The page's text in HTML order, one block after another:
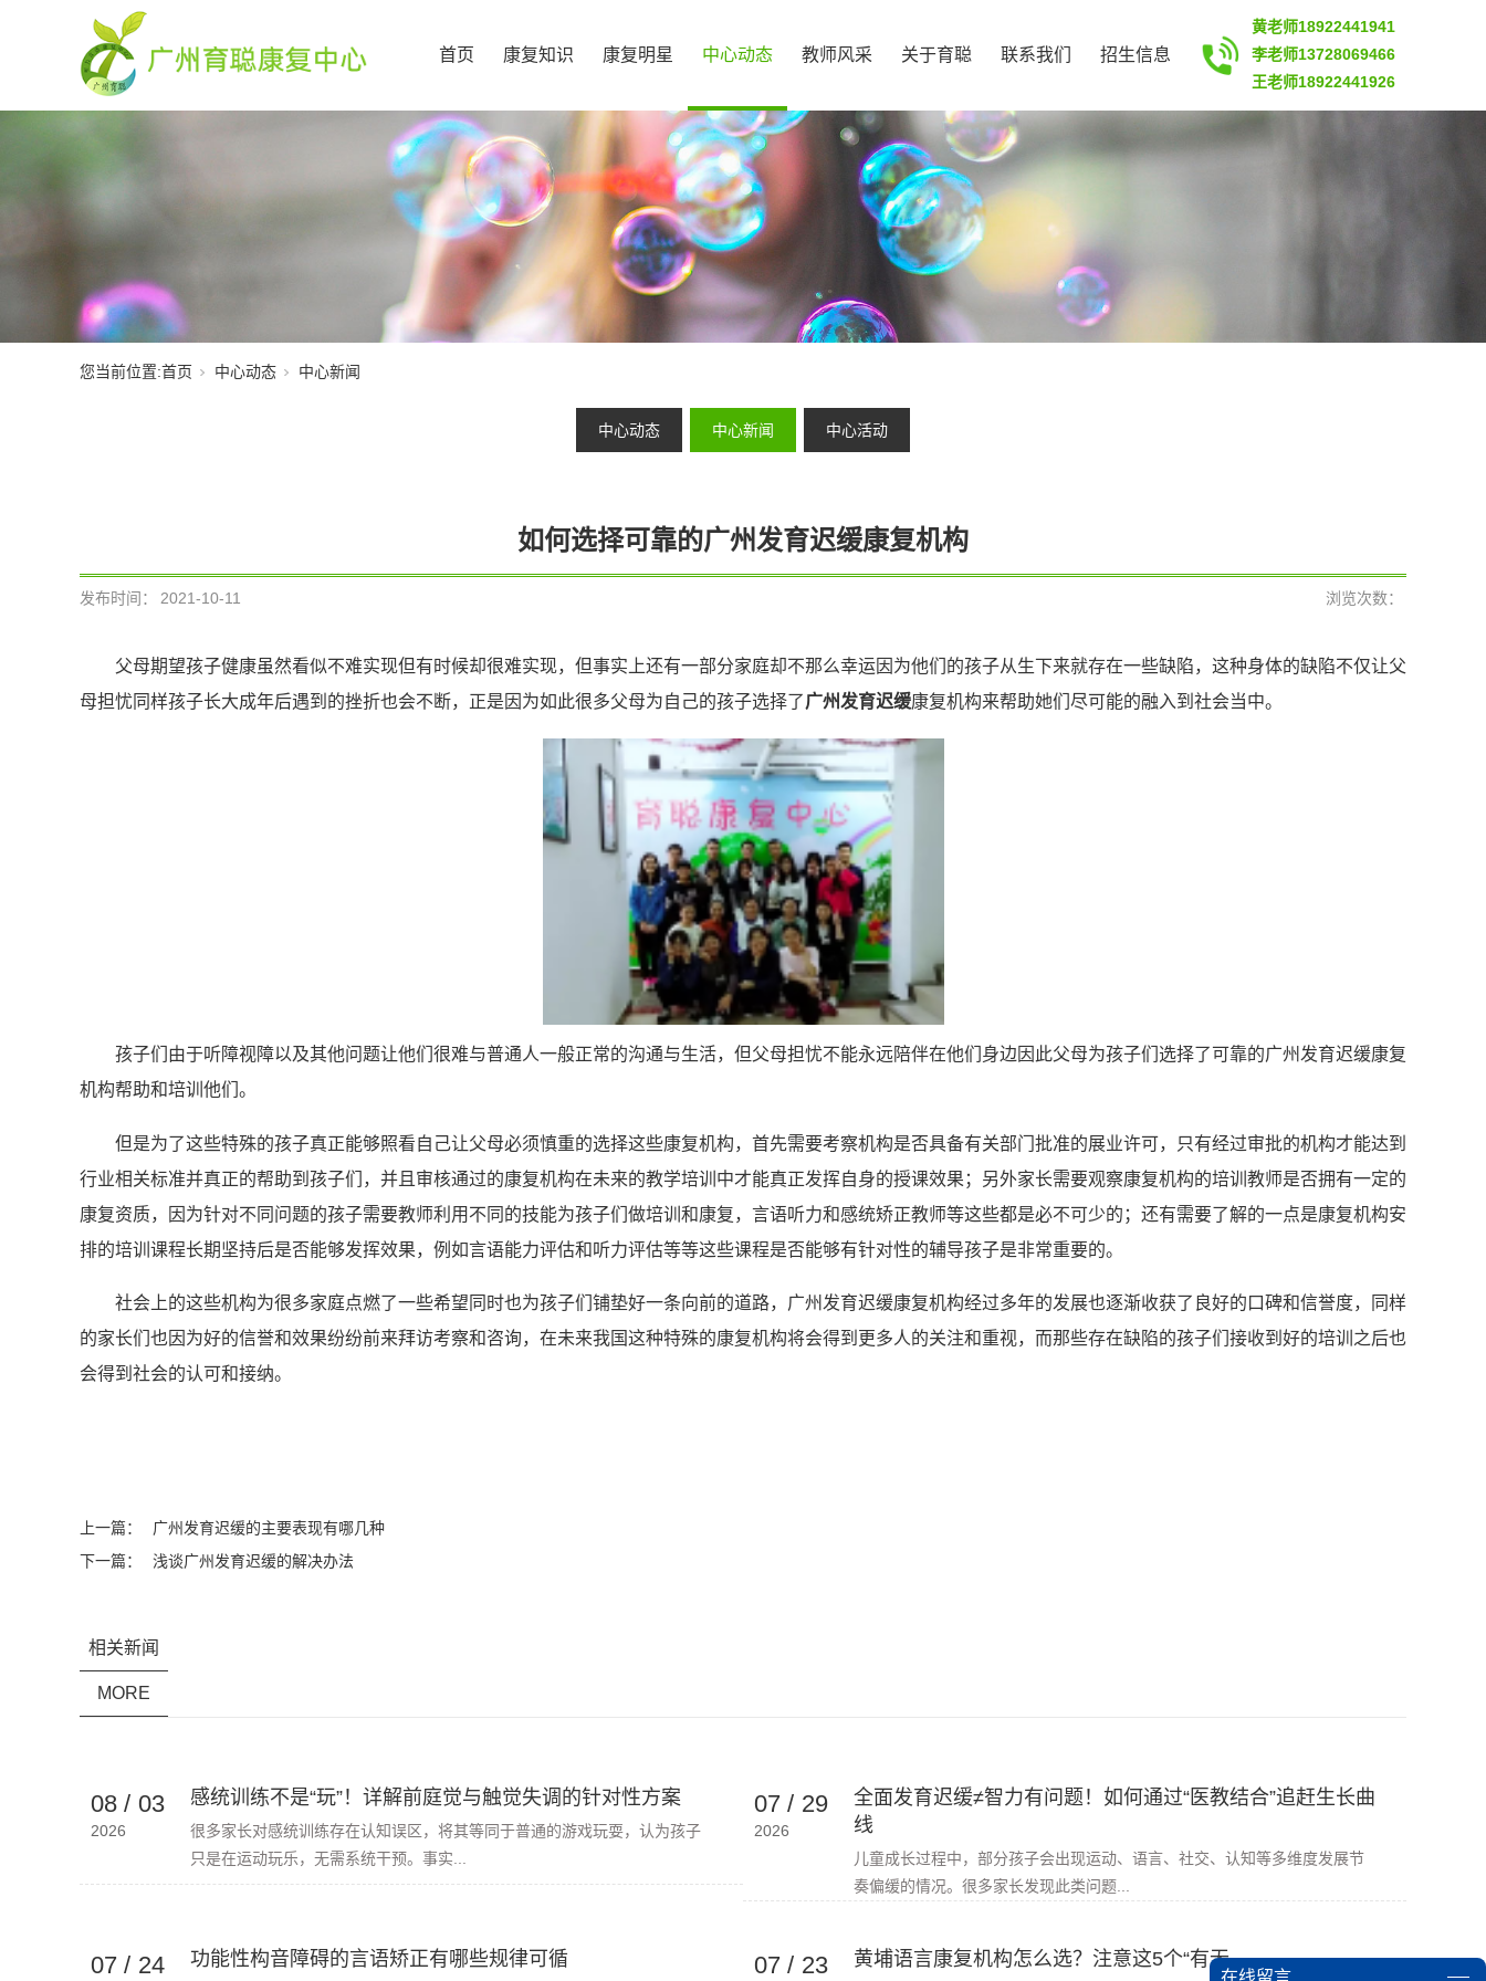
首页 康复知识 康复明星 中心动态 教师风采 关于育聪 联系我们 招生信息
黄老师18922441941
李老师13728069466
王老师18922441926
您当前位置:首页 中心动态 中心新闻
中心动态 中心新闻 中心活动
如何选择可靠的广州发育迟缓康复机构
发布时间： 2021-10-11 浏览次数：
父母期望孩子健康虽然看似不难实现但有时候却很难实现，但事实上还有一部分家庭却不那么幸运因为他们的孩子从生下来就存在一些缺陷，这种身体的缺陷不仅让父
母担忧同样孩子长大成年后遇到的挫折也会不断，正是因为如此很多父母为自己的孩子选择了广州发育迟缓康复机构来帮助她们尽可能的融入到社会当中。
孩子们由于听障视障以及其他问题让他们很难与普通人一般正常的沟通与生活，但父母担忧不能永远陪伴在他们身边因此父母为孩子们选择了可靠的广州发育迟缓康复
机构帮助和培训他们。
但是为了这些特殊的孩子真正能够照看自己让父母必须慎重的选择这些康复机构，首先需要考察机构是否具备有关部门批准的展业许可，只有经过审批的机构才能达到
行业相关标准并真正的帮助到孩子们，并且审核通过的康复机构在未来的教学培训中才能真正发挥自身的授课效果；另外家长需要观察康复机构的培训教师是否拥有一定的
康复资质，因为针对不同问题的孩子需要教师利用不同的技能为孩子们做培训和康复，言语听力和感统矫正教师等这些都是必不可少的；还有需要了解的一点是康复机构安
排的培训课程长期坚持后是否能够发挥效果，例如言语能力评估和听力评估等等这些课程是否能够有针对性的辅导孩子是非常重要的。
社会上的这些机构为很多家庭点燃了一些希望同时也为孩子们铺垫好一条向前的道路，广州发育迟缓康复机构经过多年的发展也逐渐收获了良好的口碑和信誉度，同样
的家长们也因为好的信誉和效果纷纷前来拜访考察和咨询，在未来我国这种特殊的康复机构将会得到更多人的关注和重视，而那些存在缺陷的孩子们接收到好的培训之后也
会得到社会的认可和接纳。
上一篇：
广州发育迟缓的主要表现有哪几种
下一篇：
浅谈广州发育迟缓的解决办法
相关新闻
MORE
08 / 03
2026
感统训练不是“玩”！详解前庭觉与触觉失调的针对性方案
很多家长对感统训练存在认知误区，将其等同于普通的游戏玩耍，认为孩子
只是在运动玩乐，无需系统干预。事实...
07 / 29
2026
全面发育迟缓≠智力有问题！如何通过“医教结合”追赶生长曲
线
儿童成长过程中，部分孩子会出现运动、语言、社交、认知等多维度发展节
奏偏缓的情况。很多家长发现此类问题...
07 / 24 功能性构音障碍的言语矫正有哪些规律可循 07 / 23 黄埔语言康复机构怎么选？注意这5个“有无
在线留言